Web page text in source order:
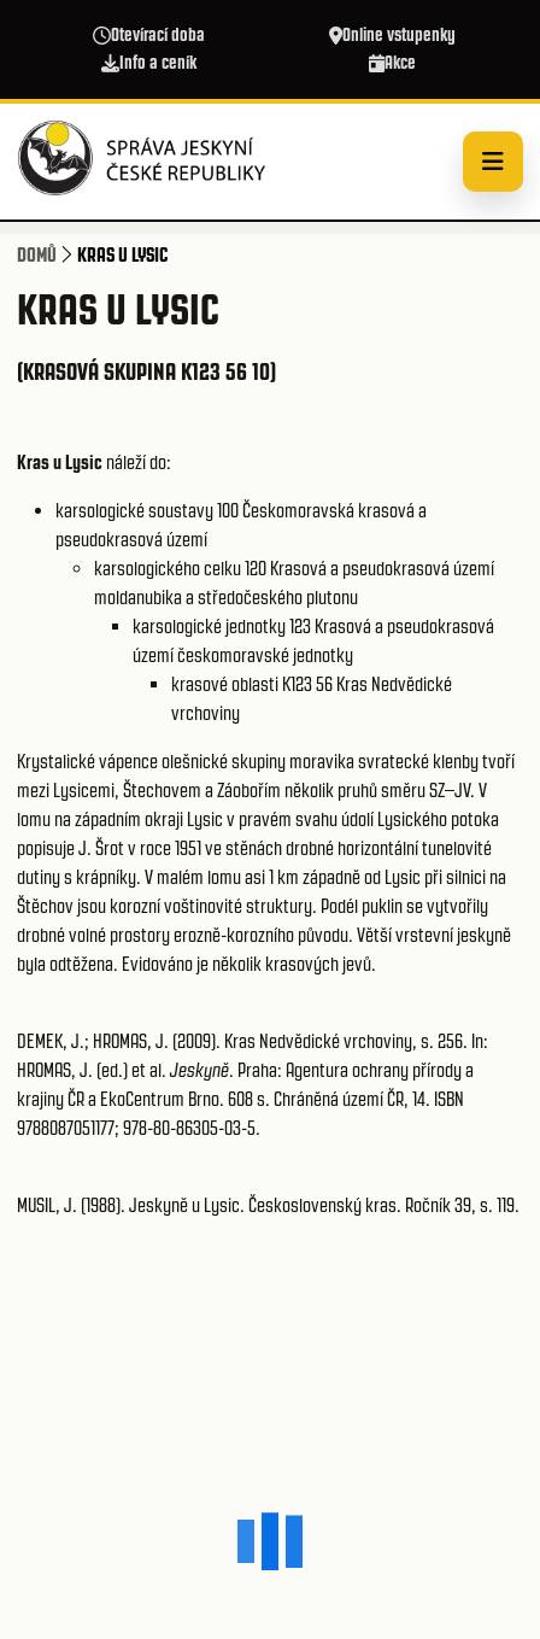
Otevírací doba
Online vstupenky
Info a ceník
Akce
DOMŮ KRAS U LYSIC
KRAS U LYSIC
(KRASOVÁ SKUPINA K123 56 10)
Kras u Lysic náleží do:
karsologické soustavy 100Českomoravská krasová a
pseudokrasová území
karsologického celku 120 Krasová a pseudokrasová území
moldanubika a středočeského plutonu
karsologické jednotky 123 Krasová a pseudokrasová
území českomoravské jednotky
krasové oblasti K123 56 Kras Nedvědické
vrchoviny
Krystalické vápence olešnické skupiny moravika svratecké klenby tvoří
mezi Lysicemi, Štechovem a Záobořím několik pruhů směru SZ–JV. V
lomu na západním okraji Lysic v pravém svahu údolí Lysického potoka
popisuje J. Šrot v roce 1951 ve stěnách drobné horizontální tunelovité
dutiny s krápníky. V malém lomu asi 1 km západně od Lysic při silnici na
Štěchov jsou korozní voštinovité struktury. Podél puklin se vytvořily
drobné volné prostory erozně-korozního původu. Větší vrstevní jeskyně
byla odtěžena. Evidováno je několik krasových jevů.
DEMEK, J.; HROMAS, J. (2009). Kras Nedvědické vrchoviny, s. 256. In:
HROMAS, J. (ed.) et al.Jeskyně. Praha: Agentura ochrany přírody a
krajiny ČR a EkoCentrum Brno. 608 s. Chráněná území ČR, 14. ISBN
9788087051177; 978-80-86305-03-5.
MUSIL, J. (1988). Jeskyně u Lysic. Československý kras. Ročník 39, s. 119.